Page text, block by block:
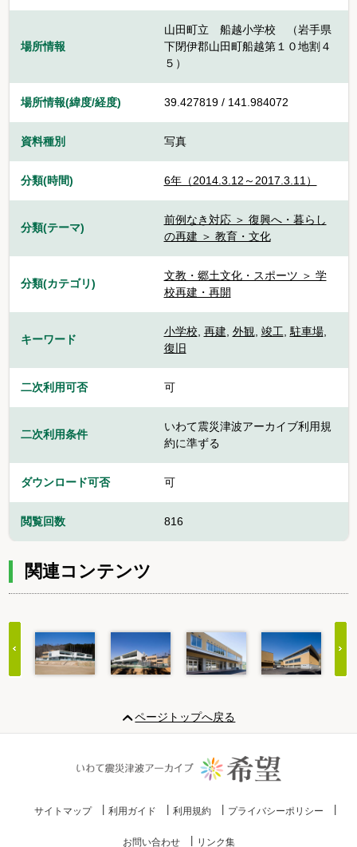
場所情報
山田町立 船越小学校 （岩手県
下閉伊郡山田町船越第１０地割４
５）
場所情報(緯度/経度) 39.427819 / 141.984072
資料種別 写真
分類(時間) 6年（2014.3.12～2017.3.11）
分類(テーマ)
前例なき対応 ＞ 復興へ・暮らし
の再建 ＞ 教育・文化
分類(カテゴリ)
文教・郷土文化・スポーツ ＞ 学
校再建・再開
キーワード
小学校, 再建, 外観, 竣工,駐車場,
復旧
二次利用可否 可
二次利用条件
いわて震災津波アーカイブ利用規
約に準ずる
ダウンロード可否 可
閲覧回数 816
関連コンテンツ
20
ページトップへ戻る
サイトマップ 利用ガイド 利用規約 プライバシーポリシー
お問い合わせ リンク集